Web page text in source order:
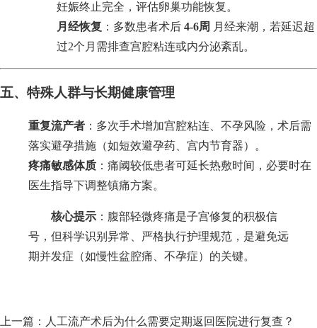
妊娠终止完全，评估卵巢功能恢复。
月经恢复 ：多数患者术后 4-6周 月经来潮，若延迟超
过2个月需排查宫腔粘连或内分泌紊乱。
五、特殊人群与长期健康管理
重复流产者 ：多次手术增加宫腔粘连、不孕风险，术后需
落实避孕措施（如短效避孕药、宫内节育器）。
疼痛敏感体质 ：痛阈较低患者可延长热敷时间，必要时在
医生指导下调整镇痛方案。
核心提示 ：腹部轻微疼痛是子宫修复的积极信
号，但科学识别异常、严格执行护理规范，是避免远
期并发症（如慢性盆腔痛、不孕症）的关键。
上一篇：
人工流产术后为什么需要定期返回医院进行复查？